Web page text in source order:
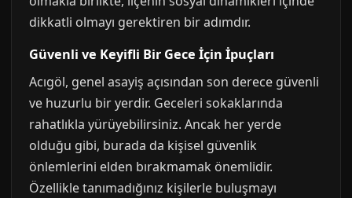
dikkatli olmayı gerektiren bir adımdır.
Güvenli ve Keyifli Bir Gece İçin İpuçları
Acıgöl, genel asayiş açısından son derece güvenli
ve huzurlu bir yerdir. Geceleri sokaklarında
rahatlıkla yürüyebilirsiniz. Ancak her yerde
olduğu gibi, burada da kişisel güvenlik
önlemlerini elden bırakmamak önemlidir.
Özellikle tanımadığınız kişilerle buluşmayı